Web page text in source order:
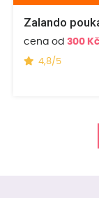
Zalando
cena od300 Kč
4,8/5